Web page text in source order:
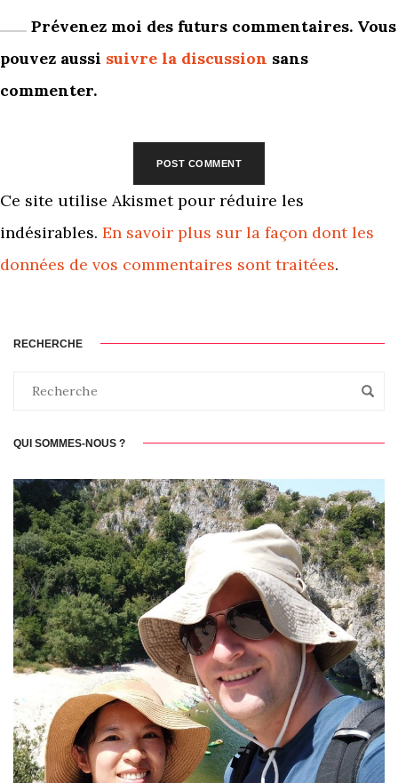
Prévenez moi des futurs commentaires. Vous
pouvez aussi suivre la discussion sans
commenter.
Ce site utilise Akismet pour réduire les
indésirables. En savoir plus sur la façon dont les
données de vos commentaires sont traitées.
RECHERCHE
QUI SOMMES-NOUS ?